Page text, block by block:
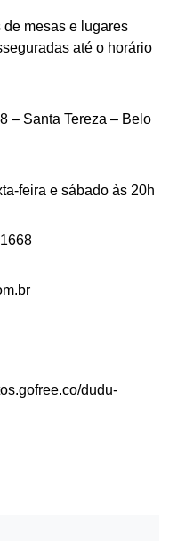
de mesas e lugares
até o horário
– Santa Tereza – Belo
feira e sábado às 20h
dudu-